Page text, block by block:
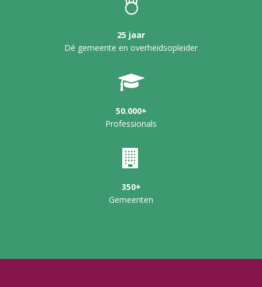
25 jaar
Dé gemeente en overheidsopleider
50.000+
Professionals
350+
Gemeenten